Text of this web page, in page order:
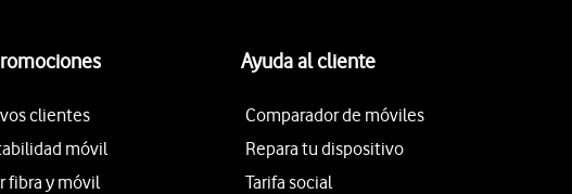
clientes
móvil
fibra y móvil
Ayuda al cliente
Comparador de móviles
Repara tu dispositivo
Tarifa social